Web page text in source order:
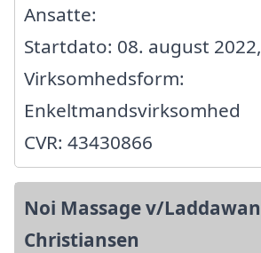
Ansatte:
Startdato: 08. august 2022,
Virksomhedsform:
Enkeltmandsvirksomhed
CVR: 43430866
Noi Massage v/Laddawan
Christiansen